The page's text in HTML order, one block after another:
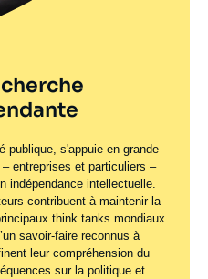
publique, s'appuie en grande
entreprises et particuliers –
indépendance intellectuelle.
contribuent à maintenir la
think tanks mondiaux.
savoir-faire reconnus à
leur compréhension du
sur la politique et